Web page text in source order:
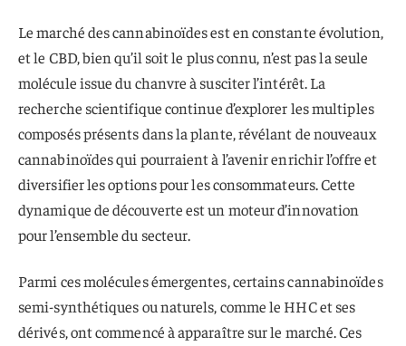
Le marché des cannabinoïdes est en constante évolution,
et le CBD, bien qu’il soit le plus connu, n’est pas la seule
molécule issue du chanvre à susciter l’intérêt. La
recherche scientifique continue d’explorer les multiples
composés présents dans la plante, révélant de nouveaux
cannabinoïdes qui pourraient à l’avenir enrichir l’offre et
diversifier les options pour les consommateurs. Cette
dynamique de découverte est un moteur d’innovation
pour l’ensemble du secteur.
Parmi ces molécules émergentes, certains cannabinoïdes
semi-synthétiques ou naturels, comme le HHC et ses
dérivés, ont commencé à apparaître sur le marché. Ces